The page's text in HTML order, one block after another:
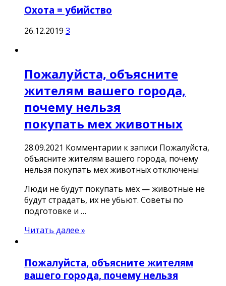
Охота = убийство
26.12.2019 3
Пожалуйста, объясните
жителям вашего города,
почему нельзя
покупать мех животных
28.09.2021 Комментарии к записи Пожалуйста,
объясните жителям вашего города, почему
нельзя покупать мех животныхотключены
Люди не будут покупать мех — животные не
будут страдать, их не убьют. Советы по
подготовке и …
Читать далее »
Пожалуйста, объясните жителям
вашего города, почему нельзя